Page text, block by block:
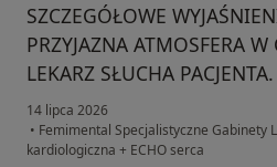
SZCZEGÓŁOWE
PRZYJAZNA ATMOSFERA W
LEKARZ SŁUCHA PACJENTA.
14 lipca 2026
• Femimental Specjalistyczne Gabinety
kardiologiczna + ECHO serca